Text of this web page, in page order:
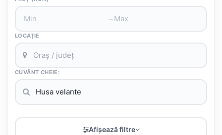
–
LOCAȚIE
CUVÂNT CHEIE:
Afișează filtre